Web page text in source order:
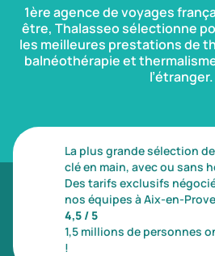
1ère agence de voyages
être, Thalasseo sélectionne
les meilleures prestations de
balnéothérapie et
l’étranger.
La plus grande sélection
clé en main, avec ou sans
Des tarifs exclusifs
nos équipes à Aix-en-
4,5 / 5
1,5 millions de personnes
!